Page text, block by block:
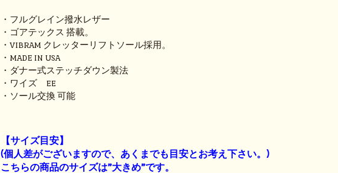
・フルグレイン撥水レザー
・ゴアテックス 搭載。
・VIBRAM クレッターリフトソール採用。
・MADE IN USA
・ダナー式ステッチダウン製法
・ワイズ EE
・ソール交換 可能
【サイズ目安】
(個人差がございますので、あくまでも目安とお考え下さい。)
こちらの商品のサイズは”大きめ”です。